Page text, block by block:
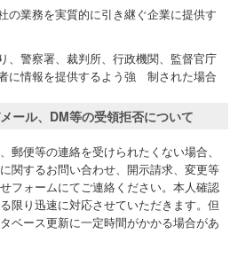
の業務を実質的に引き継ぐ企業に提供す
、警察署、裁判所、行政機関、監督官庁
に情報を提供するよう強 制された場合
ール、DM等の受領拒否について
郵便等の連絡を受けられたくない場合、
関するお問い合わせ、開示請求、変更等
フォームにてご連絡ください。本人確認
限り迅速に対応させていただきます。但
ベース更新に一定時間がかかる場合があ